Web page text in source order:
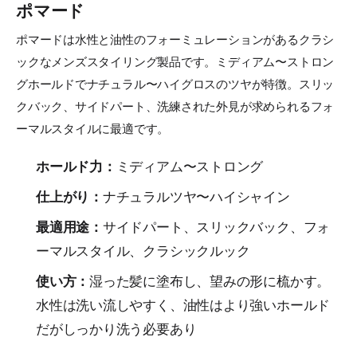
ポマード
ポマードは水性と油性のフォーミュレーションがあるクラシ
ックなメンズスタイリング製品です。ミディアム〜ストロン
グホールドでナチュラル〜ハイグロスのツヤが特徴。スリッ
クバック、サイドパート、洗練された外見が求められるフォ
ーマルスタイルに最適です。
ホールド力： ミディアム〜ストロング
仕上がり： ナチュラルツヤ〜ハイシャイン
最適用途： サイドパート、スリックバック、フォ
ーマルスタイル、クラシックルック
使い方：湿った髪に塗布し、望みの形に梳かす。
水性は洗い流しやすく、油性はより強いホールド
だがしっかり洗う必要あり